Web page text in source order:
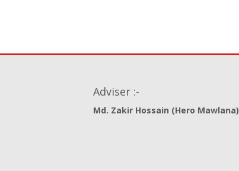
Adviser :-
Md. Zakir Hossain (Hero Mawlana)